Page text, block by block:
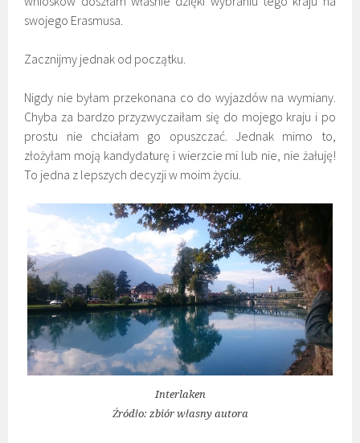
swojego Erasmusa.
Zacznijmy jednak od początku.
Nigdy nie byłam przekonana co do wyjazdów na wymiany.
Chyba za bardzo przyzwyczaiłam się do mojego kraju i po
prostu nie chciałam go opuszczać. Jednak mimo to,
złożyłam moją kandydaturę i wierzcie mi lub nie, nie żałuję!
To jedna z lepszych decyzji w moim życiu.
Interlaken
Źródło: zbiór własny autora